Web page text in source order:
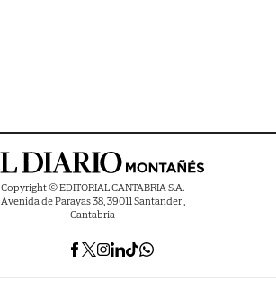
Copyright © EDITORIAL CANTABRIA S.A.
Avenida de Parayas 38, 39011 Santander ,
Cantabria